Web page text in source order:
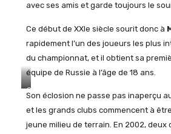
avec ses amis et garde toujours le
Ce début de XXIe siècle sourit donc à
rapidement l’un des joueurs les plus
du championnat, et il obtient sa
équipe de Russie à l’âge de 18 ans.
©
Son éclosion ne passe pas inaperçu
et les grands clubs commencent à
jeune milieu de terrain. En 2002, deux